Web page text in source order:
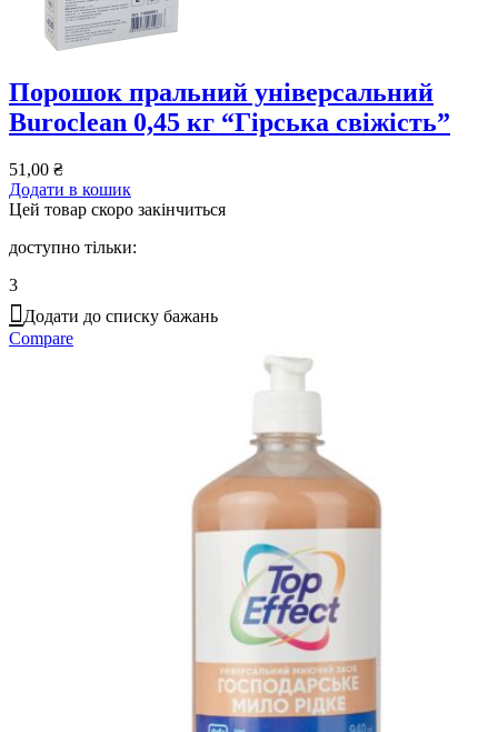
Порошок пральний універсальний
Buroclean 0,45 кг “Гірська свіжість”
51,00 ₴
Додати в кошик
Цей товар скоро закінчиться
доступно тільки:
3
Додати до списку бажань
Compare